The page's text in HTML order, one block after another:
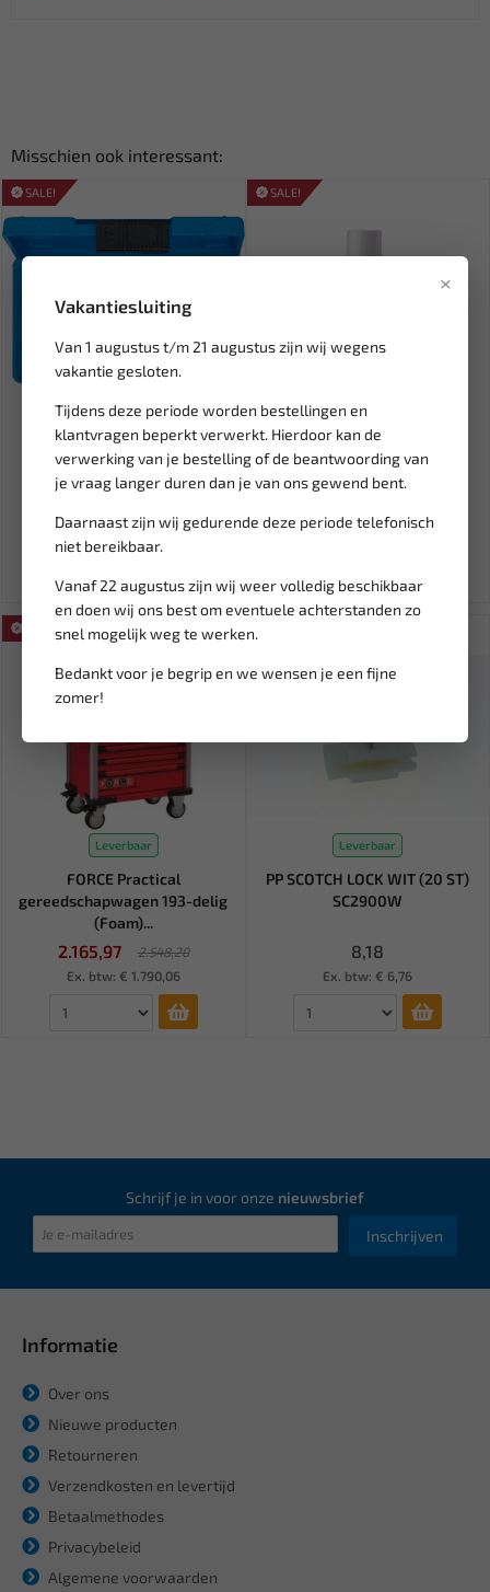
×
Vakantiesluiting
Van 1 augustus t/m 21 augustus zijn wij wegens
vakantie gesloten.
Tijdens deze periode worden bestellingen en
klantvragen beperkt verwerkt. Hierdoor kan de
verwerking van je bestelling of de beantwoording van
je vraag langer duren dan je van ons gewend bent.
Daarnaast zijn wij gedurende deze periode telefonisch
niet bereikbaar.
Vanaf 22 augustus zijn wij weer volledig beschikbaar
en doen wij ons best om eventuele achterstanden zo
snel mogelijk weg te werken.
Bedankt voor je begrip en we wensen je een fijne
zomer!
Misschien ook interessant:
SALE!
Leverbaar
BGS Koppeling centreer
stiften | Koppelingsafstels...
65,30
76,82
Ex. btw: € 53,97
SALE!
Leverbaar
LIQUI MOLY Batte­rij­poolvet
(spray) 300ml LM-3141...
11,97
14,97
Leverbaar
FORCE Practical
gereedschapwagen 193-delig
(Foam)...
2.165,97
2.548,20
Ex. btw: € 1.790,06
Leverbaar
PP SCOTCH LOCK WIT (20 ST)
SC2900W
8,18
Ex. btw: € 6,76
Schrijf je in voor onze nieuwsbrief
Inschrijven
Informatie
Over ons
Nieuwe producten
Retourneren
Verzendkosten en levertijd
Betaalmethodes
Privacybeleid
Algemene voorwaarden